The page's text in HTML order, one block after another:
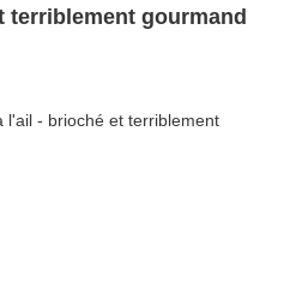
et terriblement gourmand